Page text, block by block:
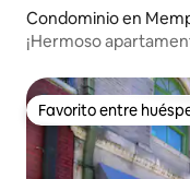
Condominio en
¡Hermoso
Favorito entre
Favorito entre